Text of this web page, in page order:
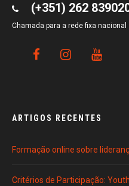
(+351) 262
Chamada para a rede fixa nacional
ARTIGOS RECENTES
Formação online sobre
Critérios de Participação: